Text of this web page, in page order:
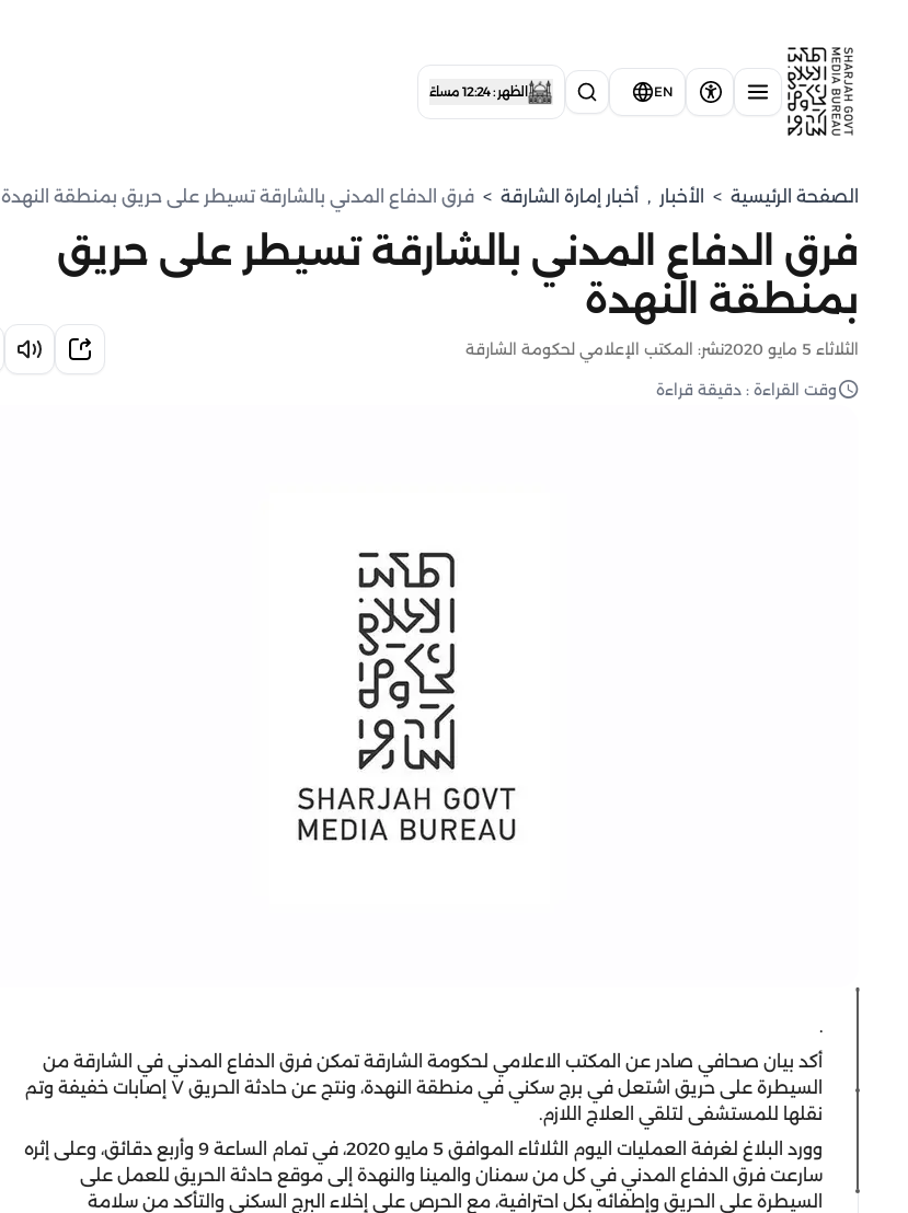
EN الظهر : 12:24 مساءً
الصفحة الرئيسية > الأخبار , أخبار إمارة الشارقة > فرق الدفاع المدني بالشارقة تسيطر على حريق بمنطقة النهدة
فرق الدفاع المدني بالشارقة تسيطر على حريق
بمنطقة النهدة
الثلاثاء 5 مايو 2020 نشر: المكتب الإعلامي لحكومة الشارقة
وقت القراءة : دقيقة قراءة
.
أكد بيان صحافي صادر عن المكتب الاعلامي لحكومة الشارقة تمكن فرق الدفاع المدني في الشارقة من
السيطرة على حريق اشتعل في برج سكني في منطقة النهدة، ونتج عن حادثة الحريق ٧ إصابات خفيفة وتم
نقلها للمستشفى لتلقي العلاج اللازم.
وورد البلاغ لغرفة العمليات اليوم الثلاثاء الموافق 5 مايو 2020، في تمام الساعة 9 وأربع دقائق، وعلى إثره
سارعت فرق الدفاع المدني في كل من سمنان والمينا والنهدة إلى موقع حادثة الحريق للعمل على
السيطرة على الحريق وإطفائه بكل احترافية، مع الحرص على إخلاء البرج السكني والتأكد من سلامة